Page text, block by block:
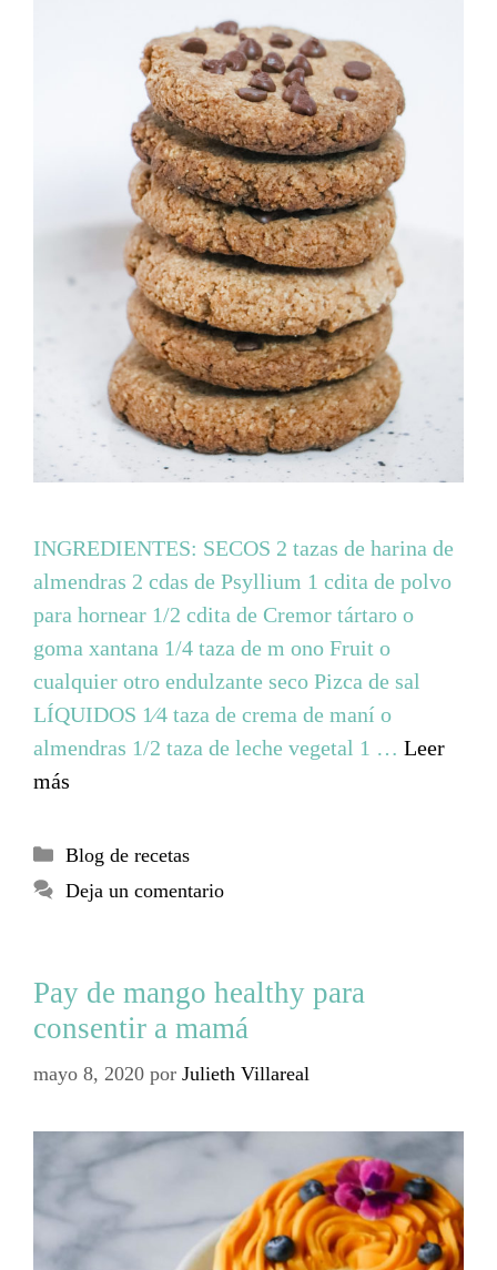
INGREDIENTES: SECOS 2 tazas de harina de
almendras 2 cdas de Psyllium 1 cdita de polvo
para hornear 1/2 cdita de Cremor tártaro o
goma xantana 1/4 taza de m ono Fruit o
cualquier otro endulzante seco Pizca de sal
LÍQUIDOS 1⁄4 taza de crema de maní o
almendras 1/2 taza de leche vegetal 1 … Leer
más
Blog de recetas
Deja un comentario
Pay de mango healthy para
consentir a mamá
mayo 8, 2020 por Julieth Villareal